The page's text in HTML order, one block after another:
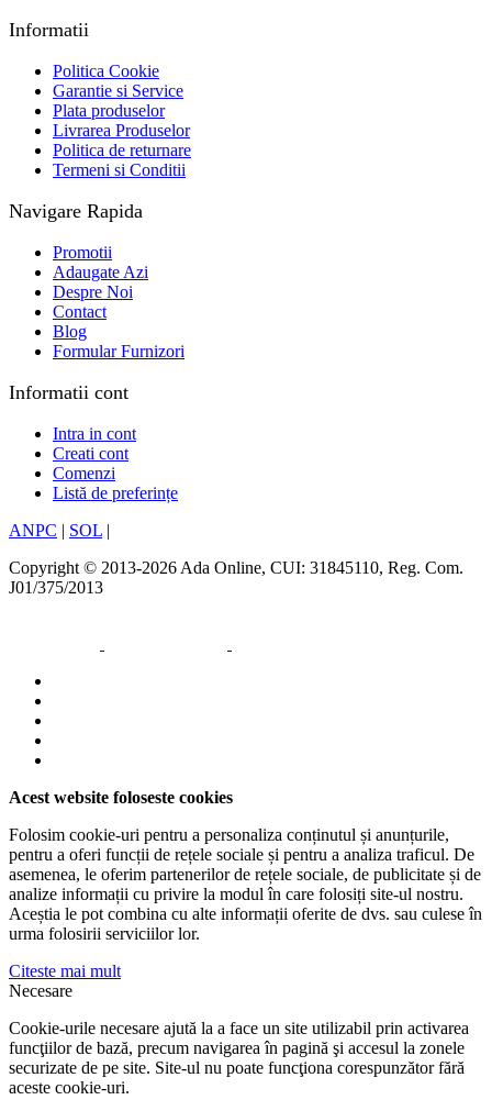
Informatii
Politica Cookie
Garantie si Service
Plata produselor
Livrarea Produselor
Politica de returnare
Termeni si Conditii
Navigare Rapida
Promotii
Adaugate Azi
Despre Noi
Contact
Blog
Formular Furnizori
Informatii cont
Intra in cont
Creati cont
Comenzi
Listă de preferințe
ANPC | SOL |
Copyright © 2013-2026 Ada Online, CUI: 31845110, Reg. Com.
J01/375/2013
Acest website foloseste cookies
Folosim cookie-uri pentru a personaliza conținutul și anunțurile,
pentru a oferi funcții de rețele sociale și pentru a analiza traficul. De
asemenea, le oferim partenerilor de rețele sociale, de publicitate și de
analize informații cu privire la modul în care folosiți site-ul nostru.
Aceștia le pot combina cu alte informații oferite de dvs. sau culese în
urma folosirii serviciilor lor.
Citeste mai mult
Necesare
Cookie-urile necesare ajută la a face un site utilizabil prin activarea
funcţiilor de bază, precum navigarea în pagină şi accesul la zonele
securizate de pe site. Site-ul nu poate funcţiona corespunzător fără
aceste cookie-uri.